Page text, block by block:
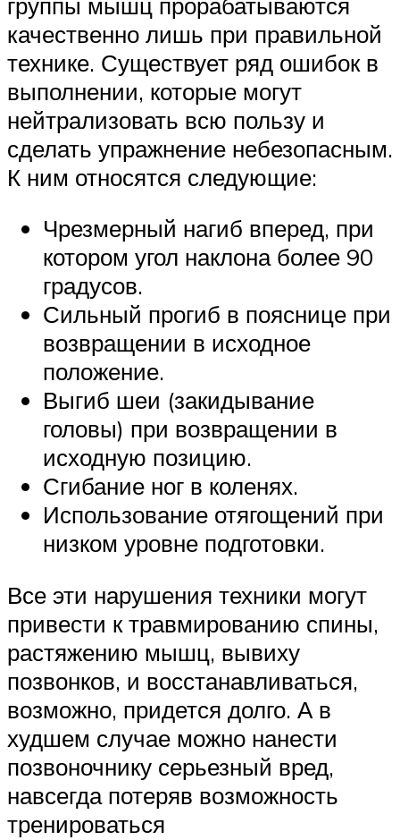
качественно лишь при правильной
технике. Существует ряд ошибок в
выполнении, которые могут
нейтрализовать всю пользу и
сделать упражнение небезопасным.
К ним относятся следующие:
Чрезмерный нагиб вперед, при
котором угол наклона более 90
градусов.
Сильный прогиб в пояснице при
возвращении в исходное
положение.
Выгиб шеи (закидывание
головы) при возвращении в
исходную позицию.
Сгибание ног в коленях.
Использование отягощений при
низком уровне подготовки.
Все эти нарушения техники могут
привести к травмированию спины,
растяжению мышц, вывиху
позвонков, и восстанавливаться,
возможно, придется долго. А в
худшем случае можно нанести
позвоночнику серьезный вред,
навсегда потеряв возможность
тренироваться